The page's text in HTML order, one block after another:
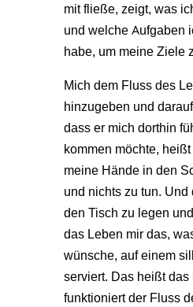
mit fließe, zeigt, was
und welche Aufgaben
habe, um meine Ziele
Mich dem Fluss des
hinzugeben und
dass er mich dorthin
kommen möchte,
meine Hände in den
und nichts zu tun.
den Tisch zu legen
das Leben mir das,
wünsche, auf einem
serviert. Das heißt das
funktioniert der Fluss